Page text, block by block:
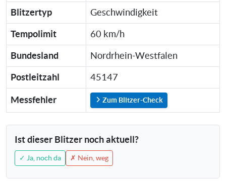
Blitzertyp Geschwindigkeit
Tempolimit 60 km/h
Bundesland Nordrhein-Westfalen
Postleitzahl 45147
Messfehler Zum Blitzer-Check
Ist dieser Blitzer noch aktuell?
✓ Ja, noch da ✗ Nein, weg